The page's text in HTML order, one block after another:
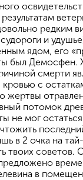
редким
и
ядом, его
был
смерти
кровью с
жертвы
потомок
не мог
в 2 очка на
твоих
в